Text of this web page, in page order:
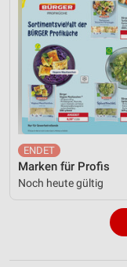
Marken für Profis
Noch heute gültig